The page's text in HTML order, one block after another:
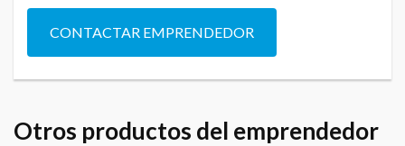
CONTACTAR EMPRENDEDOR
Otros productos del emprendedor